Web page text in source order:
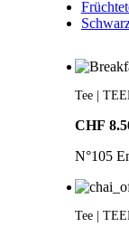
Tee |
CHF
N°105
Tee |